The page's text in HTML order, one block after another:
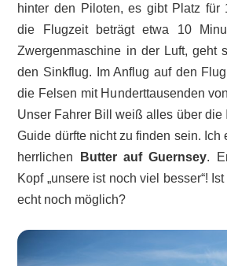
hinter den Piloten, es gibt Platz für
die Flugzeit beträgt etwa 10
Zwergenmaschine in der Luft, geht
den Sinkflug. Im Anflug auf den
die Felsen mit Hunderttausenden
Unser Fahrer Bill weiß alles über die
Guide dürfte nicht zu finden sein. Ich
herrlichen
Butter auf Guernsey.
Kopf „unsere ist noch viel besser“!
echt noch möglich?